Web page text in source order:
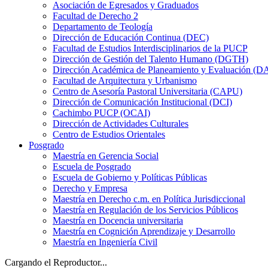
Asociación de Egresados y Graduados
Facultad de Derecho 2
Departamento de Teología
Dirección de Educación Continua (DEC)
Facultad de Estudios Interdisciplinarios de la PUCP
Dirección de Gestión del Talento Humano (DGTH)
Dirección Académica de Planeamiento y Evaluación
Facultad de Arquitectura y Urbanismo
Centro de Asesoría Pastoral Universitaria (CAPU)
Dirección de Comunicación Institucional (DCI)
Cachimbo PUCP (OCAI)
Dirección de Actividades Culturales
Centro de Estudios Orientales
Posgrado
Maestría en Gerencia Social
Escuela de Posgrado
Escuela de Gobierno y Políticas Públicas
Derecho y Empresa
Maestría en Derecho c.m. en Política Jurisdiccional
Maestría en Regulación de los Servicios Públicos
Maestría en Docencia universitaria
Maestría en Cognición Aprendizaje y Desarrollo
Maestría en Ingeniería Civil
Cargando el Reproductor...